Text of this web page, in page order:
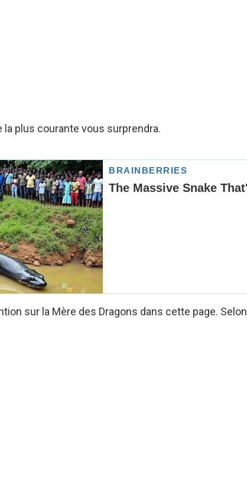
plus courante vous surprendra.
sur la Mère des Dragons dans cette page.